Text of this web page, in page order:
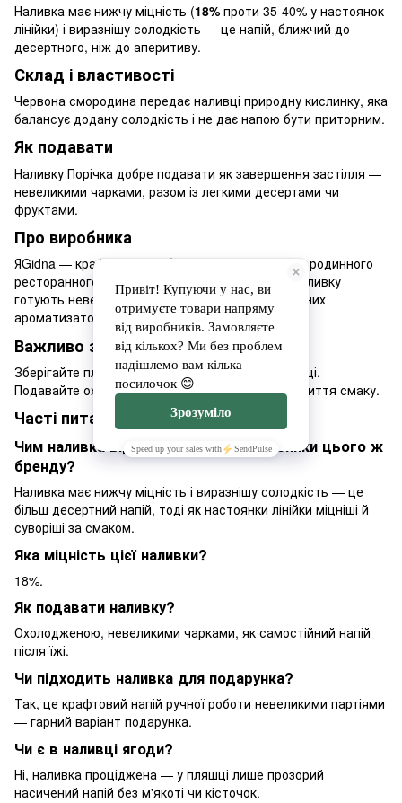
Наливка має нижчу міцність (18% проти 35-40% у настоянок
лінійки) і виразнішу солодкість — це напій, ближчий до
десертного, ніж до аперитиву.
Склад і властивості
Червона смородина передає наливці природну кислинку, яка
балансує додану солодкість і не дає напою бути приторним.
Як подавати
Наливку Порічка добре подавати як завершення застілля —
невеликими чарками, разом із легкими десертами чи
фруктами.
Про виробника
ЯGidna — крафтове виробництво, що виросло з родинного
ресторанного бізнесу на Чернігівщині. Кожну наливку
готують невеликими партіями вручну, без штучних
ароматизаторів.
Важливо знати
Зберігайте пляшку у темному прохолодному місці.
Подавайте охолодженою для найкращого розкриття смаку.
Часті питання
Чим наливка відрізняється від настоянки цього ж
бренду?
Наливка має нижчу міцність і виразнішу солодкість — це
більш десертний напій, тоді як настоянки лінійки міцніші й
суворіші за смаком.
Яка міцність цієї наливки?
18%.
Як подавати наливку?
Охолодженою, невеликими чарками, як самостійний напій
після їжі.
Чи підходить наливка для подарунка?
Так, це крафтовий напій ручної роботи невеликими партіями
— гарний варіант подарунка.
Чи є в наливці ягоди?
Ні, наливка проціджена — у пляшці лише прозорий
насичений напій без м'якоті чи кісточок.